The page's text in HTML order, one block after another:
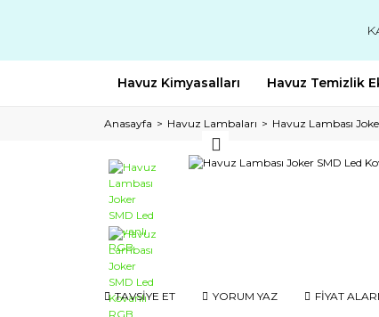
Havuz Kimyasalları Havuz Temizlik
Anasayfa Havuz Lambaları Havuz Lambası
TAVSİYE ET YORUM YAZ FİYAT